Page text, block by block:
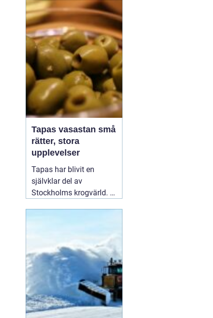
ett rör börjar läcka märks
det direkt. I en stad som
Göteborg, med äldre
landshövdingehus,
moderna nybyggen och
allt däremellan, ...
Tapas vasastan små
rätter, stora
upplevelser
Tapas har blivit en
självklar del av
Stockholms krogvärld. I
klassiker med moderna
tolkningar från hela
världen. För många
handlar en kväll01
augusti 2026